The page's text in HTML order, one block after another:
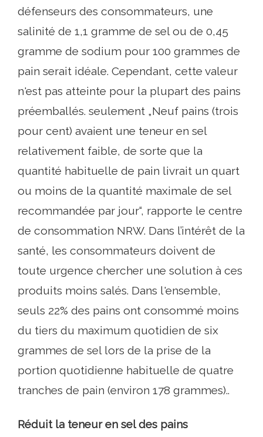
défenseurs des consommateurs, une
salinité de 1,1 gramme de sel ou de 0,45
gramme de sodium pour 100 grammes de
pain serait idéale. Cependant, cette valeur
n'est pas atteinte pour la plupart des pains
préemballés. seulement „Neuf pains (trois
pour cent) avaient une teneur en sel
relativement faible, de sorte que la
quantité habituelle de pain livrait un quart
ou moins de la quantité maximale de sel
recommandée par jour“, rapporte le centre
de consommation NRW. Dans l’intérêt de la
santé, les consommateurs doivent de
toute urgence chercher une solution à ces
produits moins salés. Dans l'ensemble,
seuls 22% des pains ont consommé moins
du tiers du maximum quotidien de six
grammes de sel lors de la prise de la
portion quotidienne habituelle de quatre
tranches de pain (environ 178 grammes)..
Réduit la teneur en sel des pains